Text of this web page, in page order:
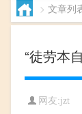
> 文章列
“徒劳本
网友:jzt